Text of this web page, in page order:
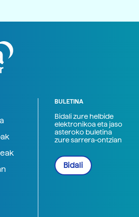
BULETINA
Bidali zure helbide
elektronikoa eta jaso
asteroko buletina
zure sarrera-ontzian
Bidali